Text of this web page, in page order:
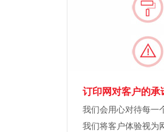
订印网对客户的承
我们会用心对待每一
我们将客户体验视为